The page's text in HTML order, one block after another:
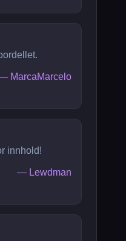
MarcaMarcelo
innhold!
— Lewdman